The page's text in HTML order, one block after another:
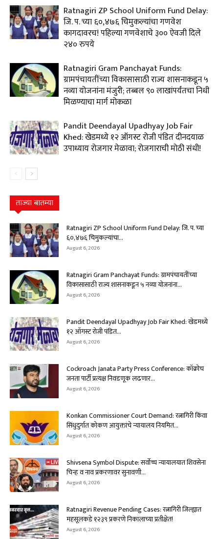
Ratnagiri ZP School Uniform Fund Delay:
जि. प. च्या ६०,४७६ चिमुकल्यांचा गणवेश
कागदावरच! पहिल्या गणवेशाचे ३०० ऐवजी दिले
२४० रुपये
Ratnagiri Gram Panchayat Funds:
ग्रामपंचायतींच्या विकासासाठी राज्य शासनाकडून ५
नव्या योजनांना मंजुरी; तब्बल ९० लाखांपर्यंतचा निधी
मिळण्याचा मार्ग मोकळा
Pandit Deendayal Upadhyay Job Fair
Khed: खेडमध्ये १२ ऑगस्ट रोजी पंडित दीनदयाळ
उपाध्याय रोजगार मेळावा; रोजगाराची मोठी संधी!
ताज्या बातम्या
Ratnagiri ZP School Uniform Fund Delay: जि. प. च्या
६०,४७६ चिमुकल्यांचा...
August 6, 2026
Ratnagiri Gram Panchayat Funds: ग्रामपंचायतींच्या
विकासासाठी राज्य शासनाकडून ५ नव्या योजनांना...
August 6, 2026
Pandit Deendayal Upadhyay Job Fair Khed: खेडमध्ये
१२ ऑगस्ट रोजी पंडित...
August 6, 2026
Cockroach Janata Party Press Conference: कॉक्रोच
जनता पार्टी प्रत्यक्ष निवडणूक लढणार...
August 6, 2026
Konkan Commissioner Court Demand: रत्नागिरी किंवा
सिंधुदुर्गात कोकण आयुक्तांचे न्यायालय नियमित...
August 6, 2026
Shivsena Symbol Dispute: सर्वोच्च न्यायालयात शिवसेना
चिन्ह व नाव प्रकरणावर सुनावणी...
August 6, 2026
Ratnagiri Revenue Pending Cases: रत्नागिरी जिल्ह्यात
महसूलकडे १२३९ प्रकरणे निकालाच्या प्रतीक्षेत!
August 6, 2026